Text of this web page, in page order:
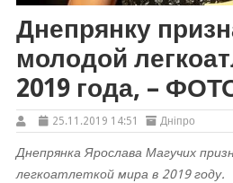
Днепрянку
молодой
2019 года, –
25.11.2019 14:51 Дніпро
Днепрянка Ярослава Магучих
легкоатлеткой мира в 2019 году.